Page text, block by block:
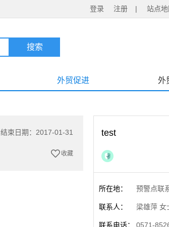
登录 注册 | 站点地
外贸促进 外
结束日期：2017-01-31
收藏
test
所在地： 预警点联
联系人： 梁雄萍 女
联系电话： 0571-